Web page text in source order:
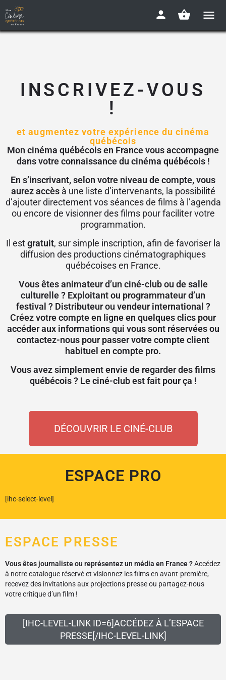
INSCRIVEZ-VOUS
!
et augmentez votre expérience du cinéma
québécois
Mon cinéma québécois en France vous accompagne
dans votre connaissance du cinéma québécois !
En s’inscrivant, selon votre niveau de compte, vous
aurez accès à une liste d’intervenants, la possibilité
d’ajouter directement vos séances de films à l’agenda
ou encore de visionner des films pour faciliter votre
programmation.
Il estgratuit, sur simple inscription, afin de favoriserla
diffusion des productions cinématographiques
québécoises en France.
Vous êtes animateur d’un ciné-club ou de salle
culturelle ? Exploitant ou programmateur d’un
festival ? Distributeur ou vendeur international ?
Créez votre compte en ligne en quelques clics pour
accéder aux informations qui vous sont réservées ou
contactez-nous pour passer votre compte client
habituel en compte pro.
Vous avez simplement envie de regarder des films
québécois ? Le ciné-club est fait pour ça !
DÉCOUVRIR LE CINÉ-CLUB
ESPACE PRO
[ihc-select-level]
ESPACE PRESSE
Vous êtes journaliste ou représentez un média en France ?Accédez
à notre catalogue réservé et visionnez les films en avant-première,
recevez des invitations aux projections presse ou partagez-nous
votre critique d’un film !
[IHC-LEVEL-LINK ID=6]ACCÉDEZ À L’ESPACE
PRESSE[/IHC-LEVEL-LINK]